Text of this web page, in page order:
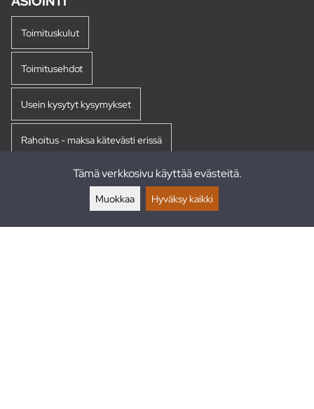
Toimituskulut
Toimitusehdot
Usein kysytyt kysymykset
Rahoitus - maksa kätevästi erissä
Tämä verkkosivu käyttää evästeitä.
Muokkaa Hyväksy kaikki